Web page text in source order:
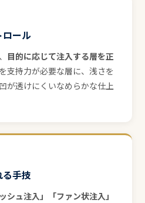
ロール
目的に応じて注入する層を正
支持力が必要な層に、浅さを
が透けにくいなめらかな仕上
手技
ッシュ注入」「ファン状注入」